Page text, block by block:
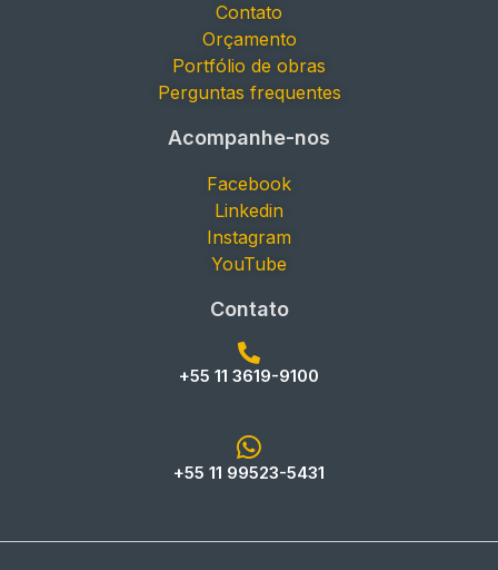
Contato
Orçamento
Portfólio de obras
Perguntas frequentes
Acompanhe-nos
Facebook
Linkedin
Instagram
YouTube
Contato
+55 11 3619-9100
+55 11 99523-5431